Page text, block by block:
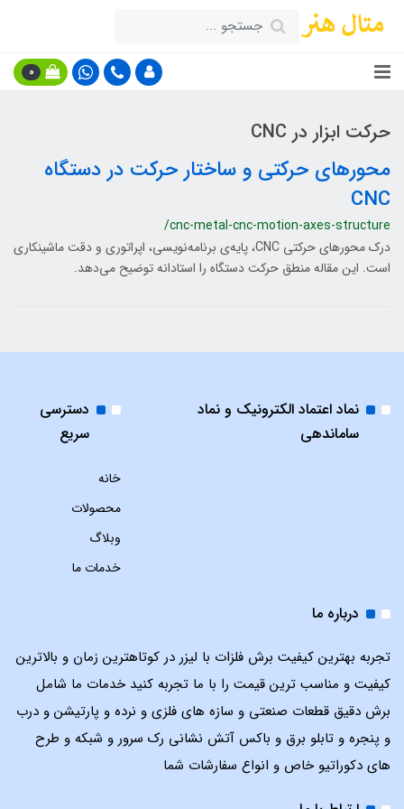
0
حرکت ابزار در CNC
محورهای حرکتی و ساختار حرکت در دستگاه
CNC
/cnc-metal-cnc-motion-axes-structure
درک محورهای حرکتی CNC، پایه‌ی برنامه‌نویسی، اپراتوری و دقت ماشینکاری
است. این مقاله منطق حرکت دستگاه را استادانه توضیح می‌دهد.
نماد اعتماد الکترونیک و نماد
ساماندهی
دسترسی
سریع
خانه
محصولات
وبلاگ
خدمات ما
درباره ما
تجربه بهترین کیفیت برش فلزات با لیزر در کوتاهترین زمان و بالاترین
کیفیت و مناسب ترین قیمت را با ما تجربه کنید خدمات ما شامل
برش دقیق قطعات صنعتی و سازه های فلزی و نرده و پارتیشن و درب
و پنجره و تابلو برق و باکس آتش نشانی رک سرور و شبکه و طرح
های دکوراتیو خاص و انواع سفارشات شما